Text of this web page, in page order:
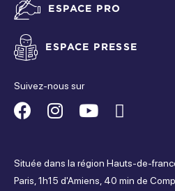
ESPACE PRO
ESPACE PRESSE
Suivez-nous sur
Suivez-
sur
Suivez-
sur
Suivez-
sursur
Située dans la région Hauts-de-
Paris, 1h15 d'Amiens, 40 min de